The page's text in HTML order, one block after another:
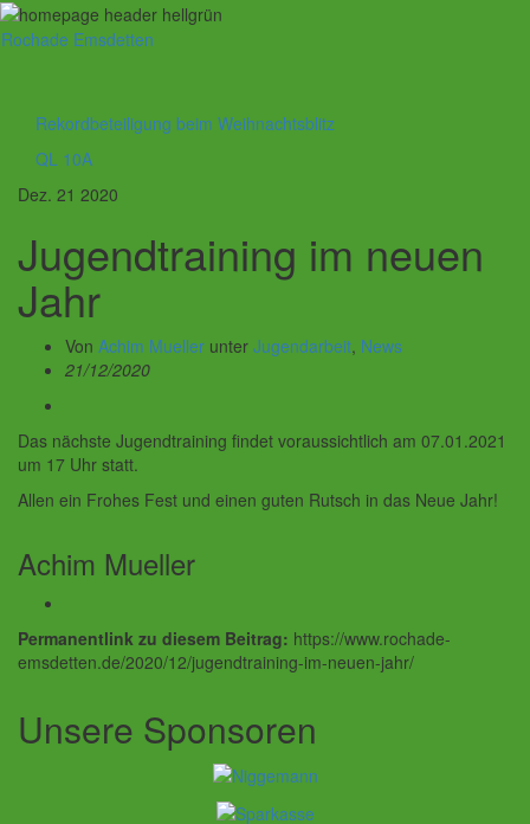
Rochade Emsdetten
Rekordbeteiligung beim Weihnachtsblitz
QL 10A
Dez. 21 2020
Jugendtraining im neuen
Jahr
Von Achim Mueller unter Jugendarbeit, News
21/12/2020
Das nächste Jugendtraining findet voraussichtlich am 07.01.2021
um 17 Uhr statt.
Allen ein Frohes Fest und einen guten Rutsch in das Neue Jahr!
Achim Mueller
Permanentlink zu diesem Beitrag: https://www.rochade-
emsdetten.de/2020/12/jugendtraining-im-neuen-jahr/
Unsere Sponsoren